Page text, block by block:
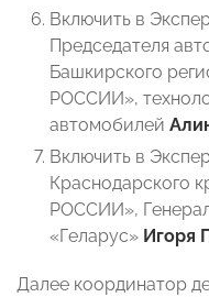
Включить в
Председателя
Башкирского
РОССИИ»,
автомобилей
Включить в
Краснодарского
РОССИИ»,
«Геларус» Игоря
Далее координатор